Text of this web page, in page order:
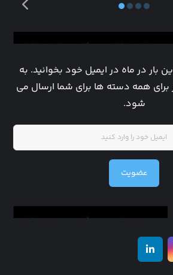
بار در ماه در ایمیل خود بخوانید. به
برای همه دسته ها برای شما ارسال می
شود.
عضویت